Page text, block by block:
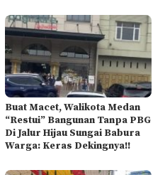
Buat Macet, Walikota Medan
“Restui” Bangunan Tanpa PBG
Di Jalur Hijau Sungai Babura
Warga: Keras Dekingnya!!